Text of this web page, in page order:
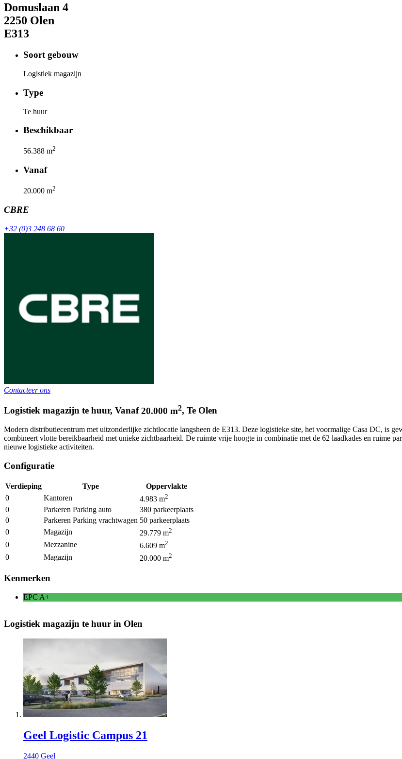
Domuslaan 4
2250 Olen
E313
Soort gebouw
Logistiek magazijn
Type
Te huur
Beschikbaar
56.388 m2
Vanaf
20.000 m2
CBRE
+32 (0)3 248 68 60
Contacteer ons
Logistiek magazijn te huur, Vanaf 20.000 m2, Te Olen
Modern distributiecentrum met uitzonderlijke zichtlocatie langsheen de E313. Deze logistieke site, het voormalige Casa DC, is
combineert vlotte bereikbaarheid met unieke zichtbaarheid. De ruimte vrije hoogte in combinatie met de 62 laadkades en ruime
nieuwe logistieke activiteiten.
Configuratie
Verdieping Type
Oppervlakte
0
Kantoren 4.983 m2
0 Parkeren Parking auto 380 parkeerplaats
0
Parkeren Parking vrachtwagen 50 parkeerplaats
0
Magazijn 29.779 m2
0 Mezzanine 6.609 m2
0 Magazijn 20.000 m2
Kenmerken
EPC A+
Logistiek magazijn te huur in Olen
Geel Logistic Campus 21
2440 Geel